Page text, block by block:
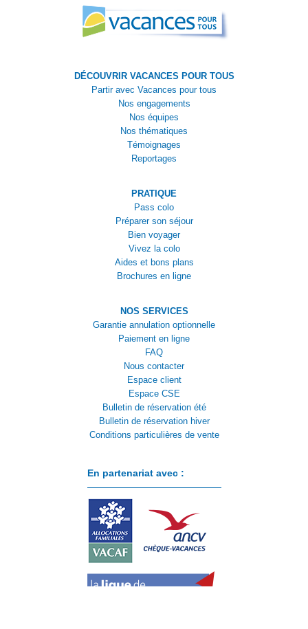
DÉCOUVRIR VACANCES POUR TOUS
Partir avec Vacances pour tous
Nos engagements
Nos équipes
Nos thématiques
Témoignages
Reportages
PRATIQUE
Pass colo
Préparer son séjour
Bien voyager
Vivez la colo
Aides et bons plans
Brochures en ligne
NOS SERVICES
Garantie annulation optionnelle
Paiement en ligne
FAQ
Nous contacter
Espace client
Espace CSE
Bulletin de réservation été
Bulletin de réservation hiver
Conditions particulières de vente
En partenariat avec :